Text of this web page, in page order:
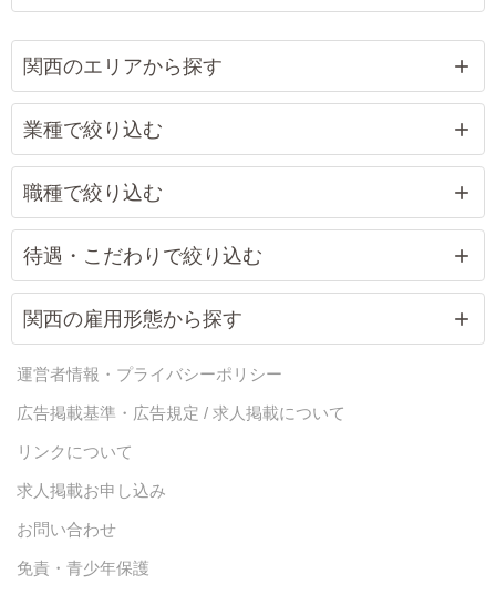
関西のエリアから探す
業種で絞り込む
職種で絞り込む
待遇・こだわりで絞り込む
関西の雇用形態から探す
運営者情報・プライバシーポリシー
広告掲載基準・広告規定 / 求人掲載について
リンクについて
求人掲載お申し込み
お問い合わせ
免責・青少年保護